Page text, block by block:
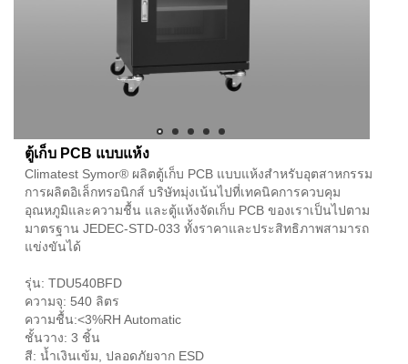
ตู้เก็บ PCB แบบแห้ง
Climatest Symor® ผลิตตู้เก็บ PCB แบบแห้งสำหรับอุตสาหกรรม
การผลิตอิเล็กทรอนิกส์ บริษัทมุ่งเน้นไปที่เทคนิคการควบคุม
อุณหภูมิและความชื้น และตู้แห้งจัดเก็บ PCB ของเราเป็นไปตาม
มาตรฐาน JEDEC-STD-033 ทั้งราคาและประสิทธิภาพสามารถ
แข่งขันได้
รุ่น: TDU540BFD
ความจุ: 540 ลิตร
ความชื้น:<3%RH Automatic
ชั้นวาง: 3 ชิ้น
สี: น้ำเงินเข้ม, ปลอดภัยจาก ESD